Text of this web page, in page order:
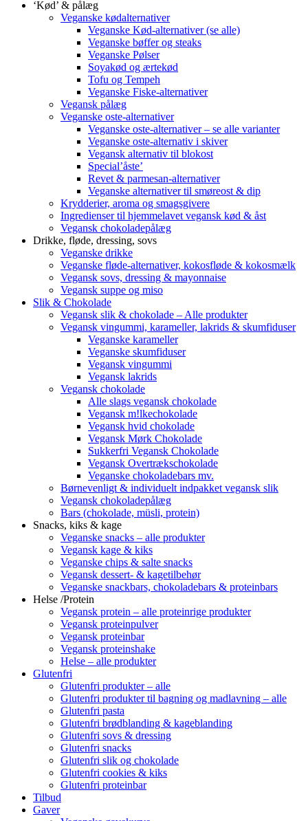
‘Kød’ & pålæg
Veganske kødalternativer
Veganske Kød-alternativer (se alle)
Veganske bøffer og steaks
Veganske Pølser
Soyakød og ærtekød
Tofu og Tempeh
Veganske Fiske-alternativer
Vegansk pålæg
Veganske oste-alternativer
Veganske oste-alternativer – se alle varianter
Veganske oste-alternativ i skiver
Vegansk alternativ til blokost
Special’åste’
Revet & parmesan-alternativer
Veganske alternativer til smøreost & dip
Krydderier, aroma og smagsgivere
Ingredienser til hjemmelavet vegansk kød & åst
Vegansk chokoladepålæg
Drikke, fløde, dressing, sovs
Veganske drikke
Veganske fløde-alternativer, kokosfløde & kokosmælk
Vegansk sovs, dressing & mayonnaise
Vegansk suppe og miso
Slik & Chokolade
Vegansk slik & chokolade – Alle produkter
Vegansk vingummi, karameller, lakrids & skumfiduser
Veganske karameller
Veganske skumfiduser
Vegansk vingummi
Vegansk lakrids
Vegansk chokolade
Alle slags vegansk chokolade
Vegansk m!lkechokolade
Vegansk hvid chokolade
Vegansk Mørk Chokolade
Sukkerfri Vegansk Chokolade
Vegansk Overtrækschokolade
Veganske chokoladebars mv.
Børnevenligt & individuelt indpakket vegansk slik
Vegansk chokoladepålæg
Bars (chokolade, müsli, protein)
Snacks, kiks & kage
Veganske snacks – alle produkter
Vegansk kage & kiks
Veganske chips & salte snacks
Vegansk dessert- & kagetilbehør
Veganske snackbars, chokoladebars & proteinbars
Helse /Protein
Vegansk protein – alle proteinrige produkter
Vegansk proteinpulver
Vegansk proteinbar
Vegansk proteinshake
Helse – alle produkter
Glutenfri
Glutenfri produkter – alle
Glutenfri produkter til bagning og madlavning – alle
Glutenfri pasta
Glutenfri brødblanding & kageblanding
Glutenfri sovs & dressing
Glutenfri snacks
Glutenfri slik og chokolade
Glutenfri cookies & kiks
Glutenfri proteinbar
Tilbud
Gaver